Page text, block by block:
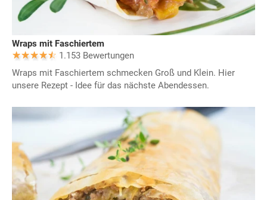
Wraps mit Faschiertem
1.153 Bewertungen
Wraps mit Faschiertem schmecken Groß und Klein. Hier
unsere Rezept - Idee für das nächste Abendessen.